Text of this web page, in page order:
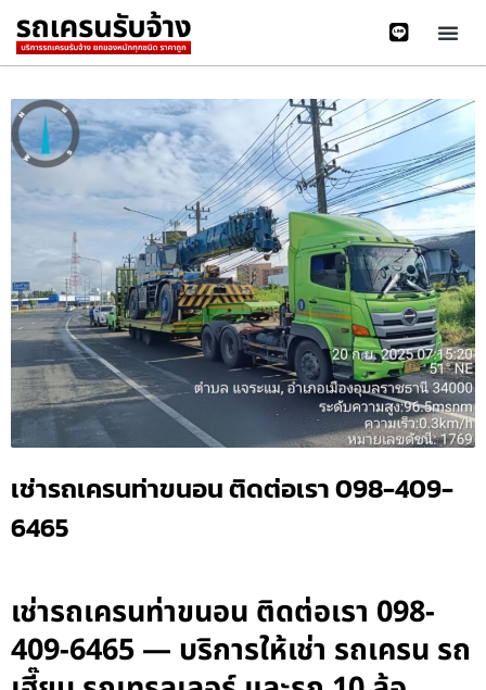
เช่ารถเครนท่าขนอน ติดต่อเรา 098-409-
6465
เช่ารถเครนท่าขนอน ติดต่อเรา 098-
409-6465 — บริการให้เช่า รถเครน รถ